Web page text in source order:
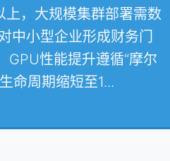
，大规模集群部署需数
中小型企业形成财务门
GPU性能提升遵循“摩尔
命周期缩短至1...